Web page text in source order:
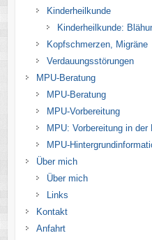
Kinderheilkunde
Kinderheilkunde:
Kopfschmerzen, Migräne
Verdauungsstörungen
MPU-Beratung
MPU-Beratung
MPU-Vorbereitung
MPU: Vorbereitung in der
MPU-
Über mich
Über mich
Links
Kontakt
Anfahrt